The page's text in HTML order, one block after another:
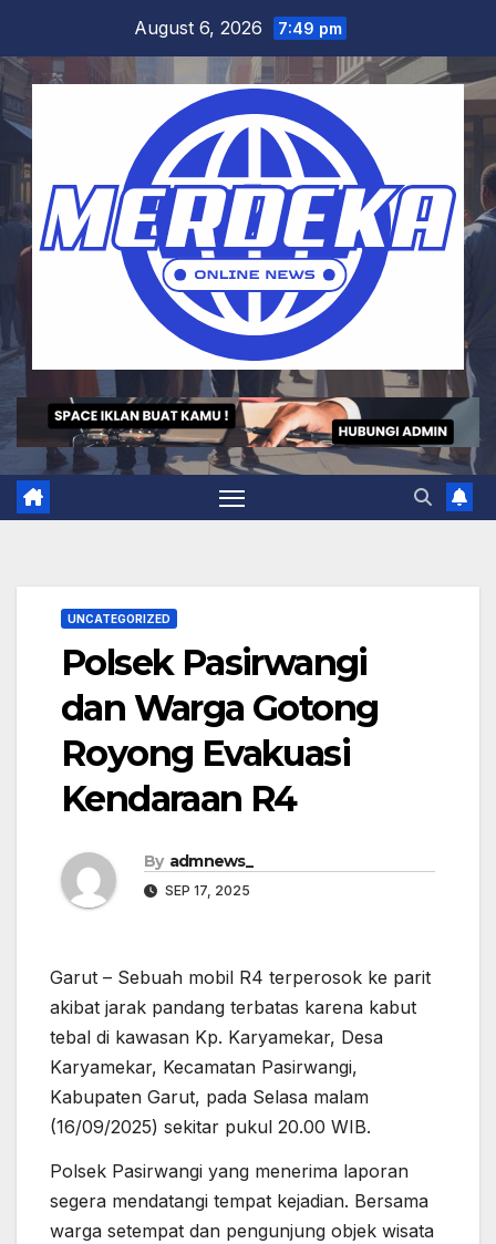
content
August 6, 2026 7:49 pm
UNCATEGORIZED
Polsek Pasirwangi
dan Warga Gotong
Royong Evakuasi
Kendaraan R4
By admnews_
SEP 17, 2025
Garut – Sebuah mobil R4 terperosok ke parit
akibat jarak pandang terbatas karena kabut
tebal di kawasan Kp. Karyamekar, Desa
Karyamekar, Kecamatan Pasirwangi,
Kabupaten Garut, pada Selasa malam
(16/09/2025) sekitar pukul 20.00 WIB.
Polsek Pasirwangi yang menerima laporan
segera mendatangi tempat kejadian. Bersama
warga setempat dan pengunjung objek wisata